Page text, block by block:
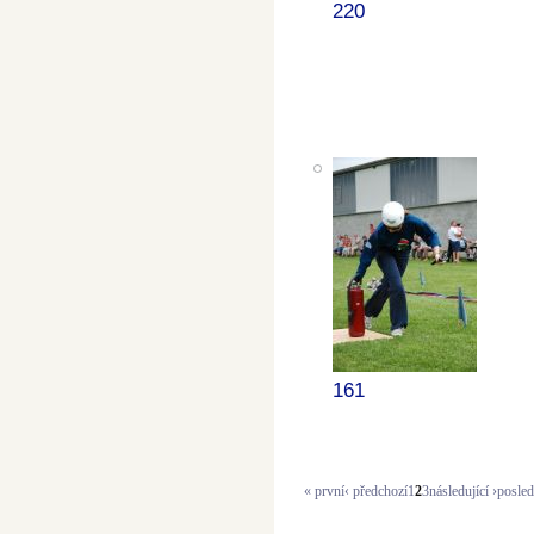
220
161
« první‹ předchozí123následující ›